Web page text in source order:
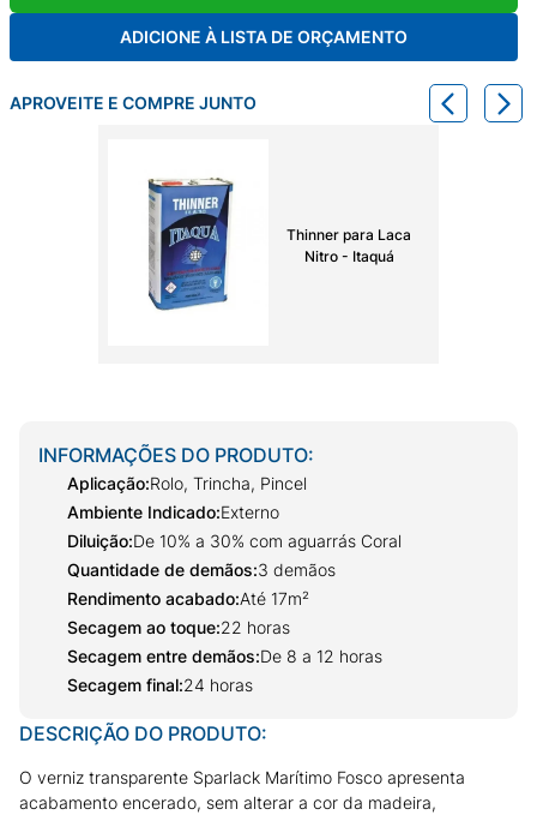
ADICIONE À LISTA DE ORÇAMENTO
APROVEITE E COMPRE JUNTO
Thinner para Laca
Nitro - Itaquá
INFORMAÇÕES DO PRODUTO:
Aplicação:Rolo, Trincha, Pincel
Ambiente Indicado:Externo
Diluição:De 10% a 30% com aguarrás Coral
Quantidade de demãos:3 demãos
Rendimento acabado:Até 17m²
Secagem ao toque:22 horas
Secagem entre demãos:De 8 a 12 horas
Secagem final:24 horas
DESCRIÇÃO DO PRODUTO:
O verniz transparente Sparlack Marítimo Fosco apresenta
acabamento encerado, sem alterar a cor da madeira,